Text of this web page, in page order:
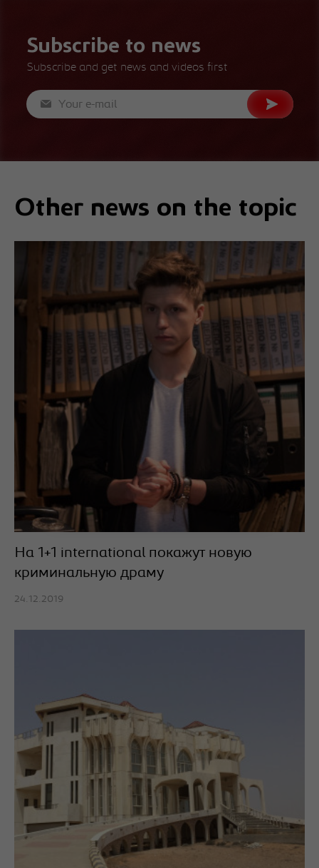
Subscribe to news
Subscribe and get news and videos first
Other news on the topic
На 1+1 international покажут новую
криминальную драму
24.12.2019